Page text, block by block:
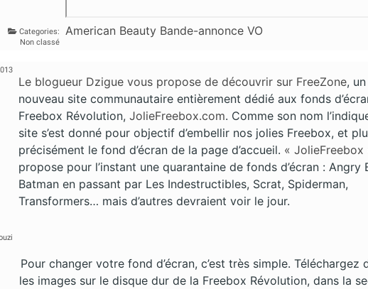
Categories:
Non classé
American Beauty Bande-annonce VO
Le blogueur Dzigue vous propose de découvrir sur FreeZone, un
nouveau site communautaire entièrement dédié aux fonds
Freebox Révolution, JolieFreebox.com. Comme son nom
site s’est donné pour objectif d’embellir nos jolies Freebox, et
précisément le fond d’écran de la page d’accueil. « JolieFreebox
propose pour l’instant une quarantaine de fonds d’écran : Angry
Batman en passant par Les Indestructibles, Scrat, Spiderman,
Transformers… mais d’autres devraient voir le jour.
Pour changer votre fond d’écran, c’est très simple. Téléchargez
les images sur le disque dur de la Freebox Révolution, dans la